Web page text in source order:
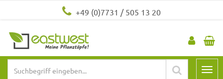
+49 (0)7731 / 505 13 20